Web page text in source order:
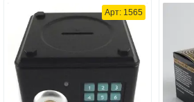
Арт: 1565